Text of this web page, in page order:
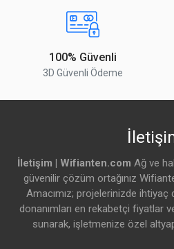
1 (2100 MHz), 3
(900 MHz)
Cat 18 (1.2 Gbps DL
LTE FDD
Bantları
1 (2100), 3 (1800), 5
(800), 28 (700 MHz)
LTE TDD
Bantları
38 (2600), 40
Yorumu Gönder
100% Güvenli
3D Güvenli Ödeme
İletişim | Wifianten.com Ağ ve
güvenilir çözüm ortağınız
Amacımız; projelerinizde
donanımları en rekabetçi fiyatlar
sunarak, işletmenize özel